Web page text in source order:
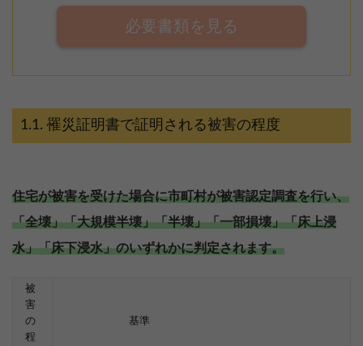
必要書類を見る
罹災証明書で証明される被害の程度
住宅が被害を受けた場合に市町村が被害認定調査を行い、
「全壊」「大規模半壊」「半壊」「一部損壊」「床上浸
水」「床下浸水」のいずれかに判定されます。
被
害
の
程
基準